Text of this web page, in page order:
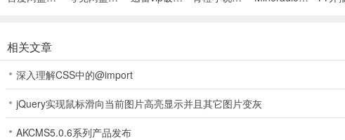
更新日志
v1.0版本
修复已知问题
相关文章
深入理解CSS中的@import
jQuery实现鼠标滑向当前图片高亮显示并且其它图片变灰
AKCMS5.0.6系列产品发布